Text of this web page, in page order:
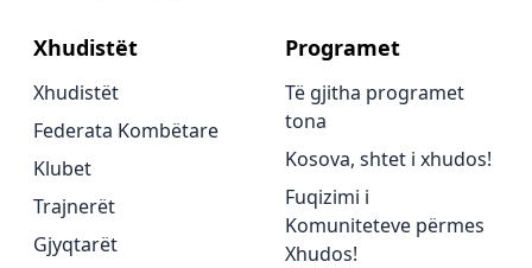
Xhudistët
Xhudistët
Federata Kombëtare
Klubet
Trajnerët
Gjyqtarët
Programet
Të gjitha programet
tona
Kosova, shtet i xhudos!
Fuqizimi i
Komuniteteve përmes
Xhudos!